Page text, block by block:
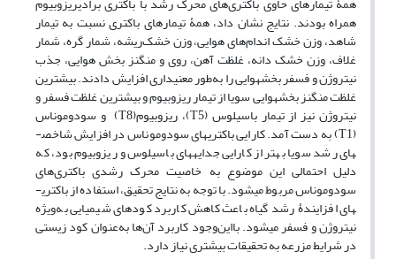
همراه بودند. نتایج نشان‌ داد، همۀ تیمارهای باکتری نسبت به تیمار
شاهد، وزن خشک اندام‌های هوایی، وزن­ خشک‌ریشه، شمار گره، شمار
غلاف، وزن­ خشک دانه، غلظت آهن، روی و منگنز بخش هوایی، جذب
نیتروژن و فسفر بخش­هوایی را به‌طور معنی­داری افزایش دادند. بیشترین
غلظت منگنز بخش­هوایی سویا از تیمار ریزوبیوم و بیشترین غلظت فسفر و
نیتروژن نیز از تیمار باسیلوس (T5)، ریزوبیوم(T8) و سودوموناس
(T1) به دست ­آمد. کارایی باکتری­های سودوموناس در افزایش شاخص­
های رشد سویا بهتر از کارایی جدایه­های باسیلوس و ریزوبیوم بود، که
دلیل احتمالی این موضوع به خاصیت محرک رشدی باکتری‌های
سودوموناس مربوط می­شود. با توجه به نتایج تحقیق، استفاده از باکتری­
های افزایندۀ ­رشد ­گیاه باعث کاهش کاربرد کودهای شیمیایی به‌ویژه
نیتروژن و فسفر می­شود. بااین‌وجود کاربرد آن‌ها به‌عنوان کود زیستی
در شرایط مزرعه به تحقیقات بیشتری نیاز دارد.